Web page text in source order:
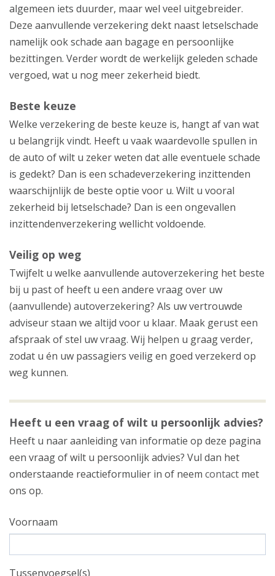
algemeen iets duurder, maar wel veel uitgebreider.
Deze aanvullende verzekering dekt naast letselschade
namelijk ook schade aan bagage en persoonlijke
bezittingen. Verder wordt de werkelijk geleden schade
vergoed, wat u nog meer zekerheid biedt.
Beste keuze
Welke verzekering de beste keuze is, hangt af van wat
u belangrijk vindt. Heeft u vaak waardevolle spullen in
de auto of wilt u zeker weten dat alle eventuele schade
is gedekt? Dan is een schadeverzekering inzittenden
waarschijnlijk de beste optie voor u. Wilt u vooral
zekerheid bij letselschade? Dan is een ongevallen
inzittendenverzekering wellicht voldoende.
Veilig op weg
Twijfelt u welke aanvullende autoverzekering het beste
bij u past of heeft u een andere vraag over uw
(aanvullende) autoverzekering? Als uw vertrouwde
adviseur staan we altijd voor u klaar. Maak gerust een
afspraak of stel uw vraag. Wij helpen u graag verder,
zodat u én uw passagiers veilig en goed verzekerd op
weg kunnen.
Heeft u een vraag of wilt u persoonlijk advies?
Heeft u naar aanleiding van informatie op deze pagina
een vraag of wilt u persoonlijk advies? Vul dan het
onderstaande reactieformulier in of neem contact met
ons op.
Voornaam
Tussenvoegsel(s)